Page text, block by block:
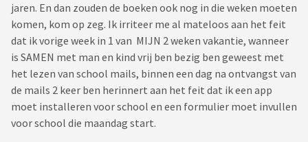
jaren. En dan zouden de boeken ook nog in die weken moeten
komen, kom op zeg. Ik irriteer me al mateloos aan het feit
dat ik vorige week in 1 van MIJN 2 weken vakantie, wanneer
is SAMEN met man en kind vrij ben bezig ben geweest met
het lezen van school mails, binnen een dag na ontvangst van
de mails 2 keer ben herinnert aan het feit dat ik een app
moet installeren voor school en een formulier moet invullen
voor school die maandag start.